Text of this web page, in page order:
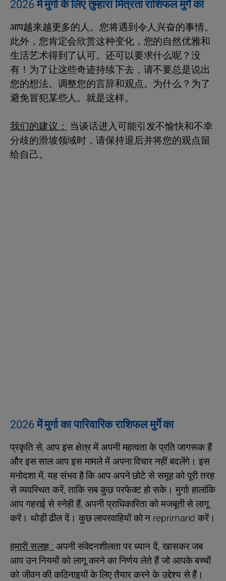
2026 में मुर्गा के लिए तुम्हारा मित्रता राशिफल मुर्गे का
आप越来越更多的人。您将遇到令人兴奋的事情。
此外，您肯定会欣赏这种变化，您的自然优雅和
生活艺术得到了认可。还可以要求什么呢？没
有！为了让这些奇迹持续下去，请不要总是说出
您的想法。调整您的言辞和观点。为什么？为了
避免冒犯某些人。就是这样。
我们的建议：当谈话进入可能引发不愉快和不幸
分歧的滑坡领域时，请保持退后并将您的观点留
给自己。
2026 में मुर्गा का पारिवारिक राशिफल मुर्गे का
प्रकृति से, आप इस क्षेत्र में अपनी महत्वता के प्रति जागरूक हैं
और इस साल आप इस मामले में अपना विचार नहीं बदलेंगे। इस
मनोदशा में, यह संभव है कि आप अपने छोटे से समूह को पूरी तरह
से व्यवस्थित करें, ताकि सब कुछ परफेक्ट हो सके। मुर्गा! हालांकि
आप गहराई से स्नेही हैं, अपनी प्राधिकारिता को मजबूती से लागू
करें। थोड़ी ढील दें। कुछ लापरवाहियों को न reprimand करें।
हमारी सलाह :अपनी संवेदनशीलता पर ध्यान दें, खासकर जब
आप उन नियमों को लागू करने का निर्णय लेते हैं जो आपके बच्चों
को जीवन की कठिनाइयों के लिए तैयार करने के उद्देश्य से हैं।